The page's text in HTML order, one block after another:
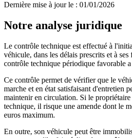
Dernière mise à jour le : 01/01/2026
Notre analyse juridique
Le contrôle technique est effectué à
véhicule, dans les délais prescrits et à
contrôle technique périodique favorable
Ce contrôle permet de vérifier que le
marche et en état satisfaisant d'entretien
maintenir en circulation. Si le propriétaire
technique, il risque une amende dont le
euros maximum.
En outre, son véhicule peut être